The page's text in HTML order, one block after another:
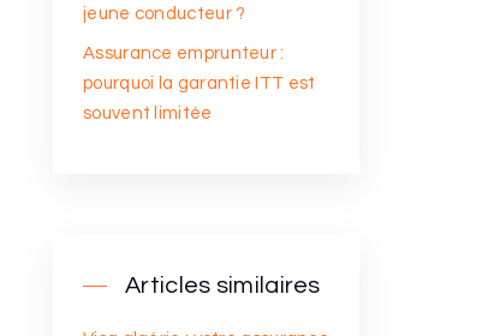
jeune conducteur ?
Assurance emprunteur :
pourquoi la garantie ITT est
souvent limitée
Articles similaires